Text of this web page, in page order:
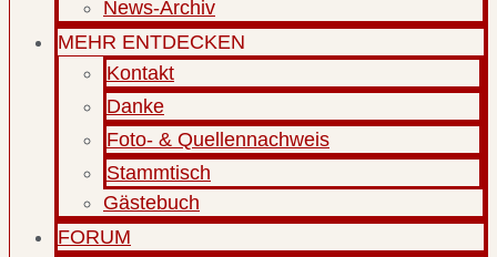
News-Archiv
MEHR ENTDECKEN
Kontakt
Danke
Foto- & Quellennachweis
Stammtisch
Gästebuch
FORUM